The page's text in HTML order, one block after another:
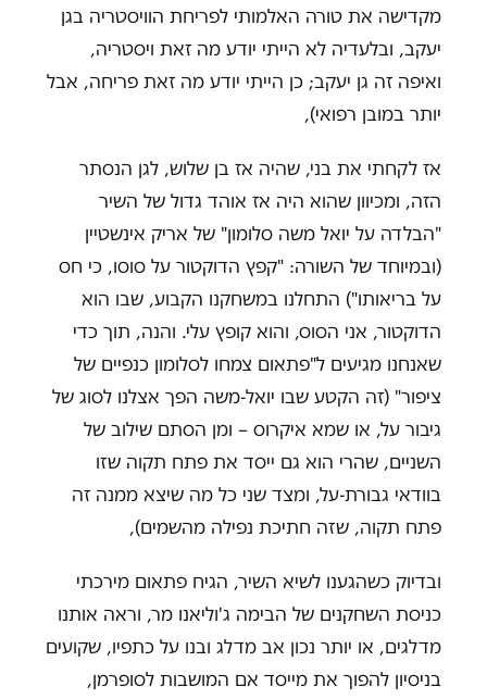
מקדישה את טורה האלמותי לפריחת הוויסטריה בגן
יעקב, ובלעדיה לא הייתי יודע מה זאת ויסטריה,
ואיפה זה גן יעקב; כן הייתי יודע מה זאת פריחה, אבל
יותר במובן רפואי),
אז לקחתי את בני, שהיה אז בן שלוש, לגן הנסתר
הזה, ומכיוון שהוא היה אז אוהד גדול של השיר
"הבלדה על יואל משה סלומון" של אריק אינשטיין
(ובמיוחד של השורה: "קפץ הדוקטור על סוסו, כי חס
על בריאותו") התחלנו במשחקנו הקבוע, שבו הוא
הדוקטור, אני הסוס, והוא קופץ עלי. והנה, תוך כדי
שאנחנו מגיעים ל"פתאום צמחו לסלומון כנפיים של
ציפור" (זה הקטע שבו יואל-משה הפך אצלנו לסוג של
גיבור על, או שמא איקרוס – ומן הסתם שילוב של
השניים, שהרי הוא גם ייסד את פתח תקוה שזו
בוודאי גבורת-על, ומצד שני כל מה שיצא ממנה זה
פתח תקוה, שזה חתיכת נפילה מהשמים),
ובדיוק כשהגענו לשיא השיר, הגיח פתאום מירכתי
כניסת השחקנים של הבימה ג'וליאנו מר, וראה אותנו
מדלגים, או יותר נכון אב מדלג ובנו על כתפיו, שקועים
בניסיון להפוך את מייסד אם המושבות לסופרמן,